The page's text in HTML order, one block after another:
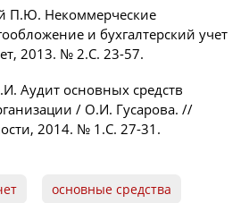
П.Ю. Некоммерческие
и бухгалтерский учет
2013. № 2.С. 23-57.
Аудит основных средств
/ О.И. Гусарова. //
2014. № 1.С. 27-31.
основные средства